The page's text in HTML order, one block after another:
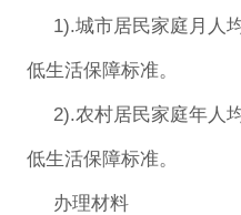
1).城市居民家庭月人
低生活保障标准。
2).农村居民家庭年人
低生活保障标准。
办理材料